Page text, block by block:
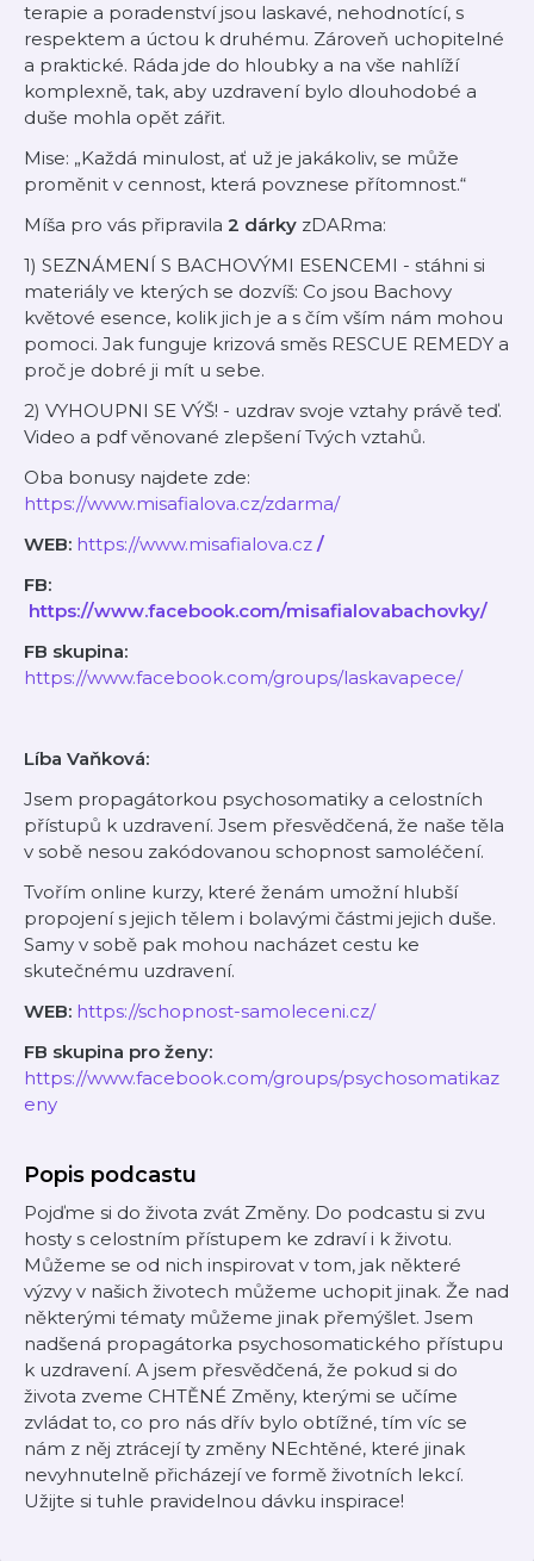
terapie a poradenství jsou laskavé, nehodnotící, s
respektem a úctou k druhému. Zároveň uchopitelné
a praktické. Ráda jde do hloubky a na vše nahlíží
komplexně, tak, aby uzdravení bylo dlouhodobé a
duše mohla opět zářit.
Mise: „Každá minulost, ať už je jakákoliv, se může
proměnit v cennost, která povznese přítomnost.“
Míša pro vás připravila 2 dárky zDARma:
1) SEZNÁMENÍ S BACHOVÝMI ESENCEMI - stáhni si
materiály ve kterých se dozvíš: Co jsou Bachovy
květové esence, kolik jich je a s čím vším nám mohou
pomoci. Jak funguje krizová směs RESCUE REMEDY a
proč je dobré ji mít u sebe.
2) VYHOUPNI SE VÝŠ! - uzdrav svoje vztahy právě teď.
Video a pdf věnované zlepšení Tvých vztahů.
Oba bonusy najdete zde:
⁠⁠https://www.misafialova.cz/zdarma/⁠⁠
WEB: ⁠⁠https://www.misafialova.cz /
FB:
https://www.facebook.com/misafialovabachovky/
FB skupina:
⁠⁠https://www.facebook.com/groups/laskavapece/⁠⁠
Líba Vaňková:
Jsem propagátorkou psychosomatiky a celostních
přístupů k uzdravení. Jsem přesvědčená, že naše těla
v sobě nesou zakódovanou schopnost samoléčení.
Tvořím online kurzy, které ženám umožní hlubší
propojení s jejich tělem i bolavými částmi jejich duše.
Samy v sobě pak mohou nacházet cestu ke
skutečnému uzdravení.
WEB: ⁠⁠https://schopnost-samoleceni.cz/⁠⁠
FB skupina pro ženy:
⁠⁠https://www.facebook.com/groups/psychosomatikaz
eny⁠
Popis podcastu
Pojďme si do života zvát Změny. Do podcastu si zvu
hosty s celostním přístupem ke zdraví i k životu.
Můžeme se od nich inspirovat v tom, jak některé
výzvy v našich životech můžeme uchopit jinak. Že nad
některými tématy můžeme jinak přemýšlet. Jsem
nadšená propagátorka psychosomatického přístupu
k uzdravení. A jsem přesvědčená, že pokud si do
života zveme CHTĚNÉ Změny, kterými se učíme
zvládat to, co pro nás dřív bylo obtížné, tím víc se
nám z něj ztrácejí ty změny NEchtěné, které jinak
nevyhnutelně přicházejí ve formě životních lekcí.
Užijte si tuhle pravidelnou dávku inspirace!